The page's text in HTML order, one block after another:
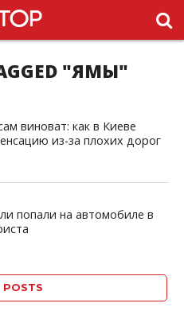
"ЯМЫ"
виноват: как в Киеве
из-за плохих дорог
попали на автомобиле в
POSTS